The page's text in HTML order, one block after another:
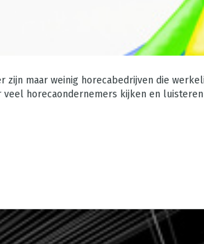
zijn maar weinig horecabedrijven die
horecaondernemers kijken en